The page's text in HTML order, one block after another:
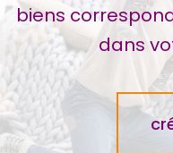
biens
dans